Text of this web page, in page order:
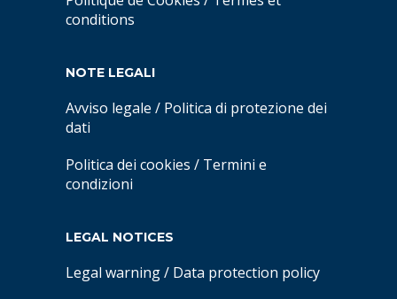
conditions
NOTE LEGALI
Avviso legale / Politica di protezione dei
dati
Politica dei cookies / Termini e
condizioni
LEGAL NOTICES
Legal warning/ Data protection policy